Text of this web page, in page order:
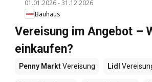
01.01.2026-31.12.2026
Bauhaus
Vereisung im Angebot –
einkaufen?
Penny MarktVereisung Lidl